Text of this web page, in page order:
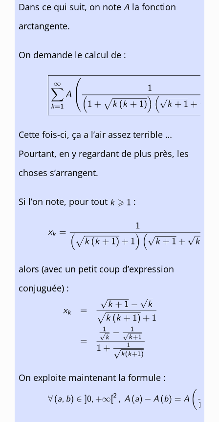
Dans ce qui suit, on note
la fonction
arctangente.
On demande le calcul de :
Cette fois-ci, ça a l’air assez terrible …
Pourtant, en y regardant de plus près, les
choses s’arrangent.
Si l’on note, pour tout :
alors (avec un petit coup d’expression
conjuguée) :
On exploite maintenant la formule :